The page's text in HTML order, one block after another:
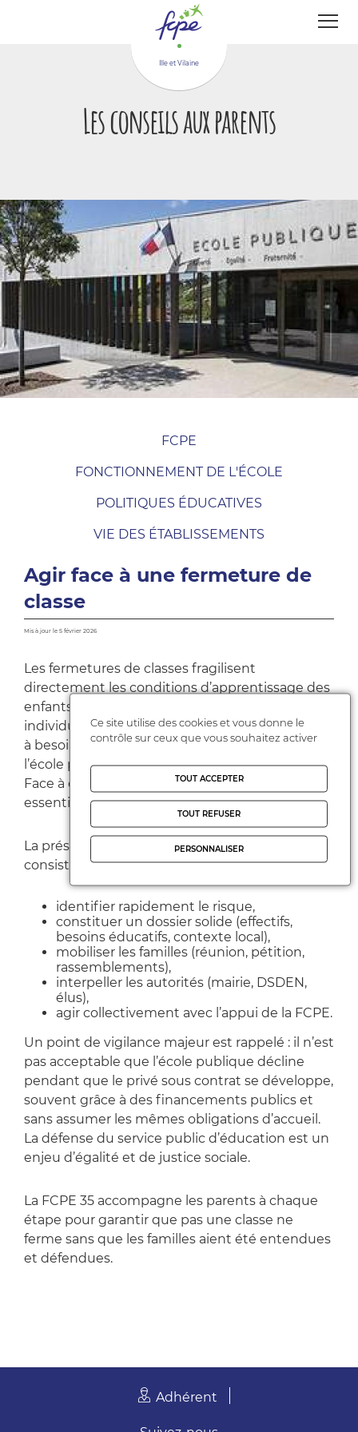
Ille et Vilaine
Les conseils aux parents
FCPE
FONCTIONNEMENT DE L'ÉCOLE
POLITIQUES ÉDUCATIVES
VIE DES ÉTABLISSEMENTS
Agir face à une fermeture de
classe
Mis à jour le 5 février 2026
Les fermetures de classes fragilisent
directement les conditions d’apprentissage des
enfants : effectifs surchargés, baisse du suivi
individualisé, difficultés accrues pour les élèves
à besoins particuliers et perte d’attractivité de
l’école publique.
Face à ces menaces, les parents ont un rôle
essentiel.
La présente note propose une démarche qui
consisten à :
identifier rapidement le risque,
constituer un dossier solide (effectifs,
besoins éducatifs, contexte local),
mobiliser les familles (réunion, pétition,
rassemblements),
interpeller les autorités (mairie, DSDEN,
élus),
agir collectivement avec l’appui de la FCPE.
Un point de vigilance majeur est rappelé : il n’est
pas acceptable que l’école publique décline
pendant que le privé sous contrat se développe,
souvent grâce à des financements publics et
sans assumer les mêmes obligations d’accueil.
La défense du service public d’éducation est un
enjeu d’égalité et de justice sociale.
La FCPE 35 accompagne les parents à chaque
étape pour garantir que pas une classe ne
ferme sans que les familles aient été entendues
et défendues.
Adhérent
Panneau de gestion des cookies
Ce site utilise des cookies et vous donne le
contrôle sur ceux que vous souhaitez activer
TOUT ACCEPTER
TOUT REFUSER
PERSONNALISER